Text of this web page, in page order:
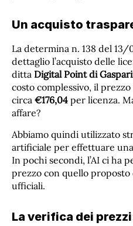
Un acquisto
La determina n. 138 del
dettaglio l’acquisto delle
ditta Digital Point di
costo complessivo, il
circa €176,04 per licenza.
affare?
Abbiamo quindi utilizzato
artificiale per effettuare
In pochi secondi, l’AI ci ha
prezzo con quello
ufficiali.
La verifica dei